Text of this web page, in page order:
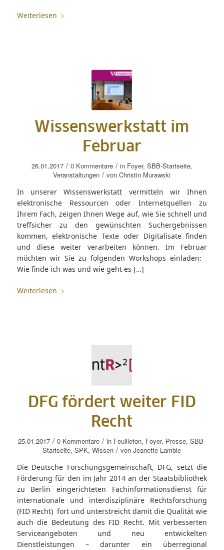
Weiterlesen
Wissenswerkstatt im
Februar
26.01.2017 / 0 Kommentare / in Foyer, SBB-Startseite,
Veranstaltungen / vonChristin Murawski
In unserer Wissenswerkstatt vermitteln wir Ihnen
elektronische Ressourcen oder Internetquellen zu
Ihrem Fach, zeigen Ihnen Wege auf, wie Sie schnell und
treffsicher zu den gewünschten Suchergebnissen
kommen, elektronische Texte oder Digitalisate finden
und diese weiter verarbeiten können. Im Februar
möchten wir Sie zu folgenden Workshops einladen:
Wie finde ich was und wie geht es […]
Weiterlesen
DFG fördert weiter FID
Recht
25.01.2017 / 0 Kommentare / in Feuilleton, Foyer, Presse,SBB-
Startseite,SPK,Wissen / vonJeanette Lamble
Die Deutsche Forschungsgemeinschaft, DFG, setzt die
Förderung für den im Jahr 2014 an der Staatsbibliothek
zu Berlin eingerichteten Fachinformationsdienst für
internationale und interdisziplinäre Rechtsforschung
(FID Recht) fort und unterstreicht damit die Qualität wie
auch die Bedeutung des FID Recht. Mit verbesserten
Serviceangeboten und neu entwickelten
Dienstleistungen – darunter ein überregional